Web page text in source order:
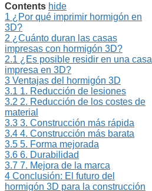
Contents hide
1 ¿Por qué imprimir hormigón en
3D?
2 ¿Cuánto duran las casas
impresas con hormigón 3D?
2.1 ¿Es posible residir en una casa
impresa en 3D?
3 Ventajas del hormigón 3D
3.1 1. Reducción de lesiones
3.2 2. Reducción de los costes de
material
3.3 3. Construcción más rápida
3.4 4. Construcción más barata
3.5 5. Forma mejorada
3.6 6. Durabilidad
3.7 7. Mejora de la marca
4 Conclusión: El futuro del
hormigón 3D para la construcción